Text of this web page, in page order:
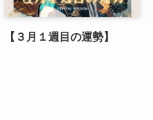
【３月１週目の運勢】